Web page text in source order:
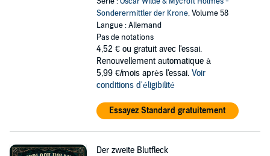
Sonderermittler der Krone, Volume 58
Langue : Allemand
Pas de notations
4,52 € ou gratuit avec l'essai.
Renouvellement automatique à
5,99 €/mois après l'essai. Voir
conditions d'éligibilité
Essayez Standard gratuitement
Der zweite Blutfleck